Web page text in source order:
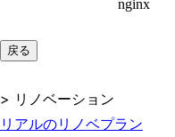
戻る
> リノベーション
リアルのリノベプラン